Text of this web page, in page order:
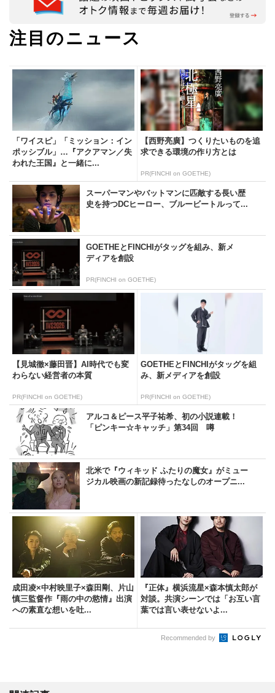
注目のニュース
「ワイスピ」「ミッション：イン
ポッシブル」…『アクアマン／失
われた王国』と一緒に...
【西野亮廣】つくりたいものを追
求できる環境の作り方とは
PR(FINCHI on GOETHE)
スーパーマンやバットマンに匹敵する長い歴
史を持つDCヒーロー、ブルービートルって...
GOETHEとFINCHIがタッグを組み、新メ
ディアを創設
PR(FINCHI on GOETHE)
【見城徹×藤田晋】AI時代でも変
わらない経営者の本質
PR(FINCHI on GOETHE)
GOETHEとFINCHIがタッグを組
み、新メディアを創設
PR(FINCHI on GOETHE)
アルコ＆ピース平子祐希、初の小説連載！
「ピンキー☆キャッチ」第34回 噂
北米で『ウィキッド ふたりの魔女』がミュー
ジカル映画の新記録待ったなしのオープニ...
成田凌×中村映里子×森田剛、片山
慎三監督作『雨の中の慾情』出演
への素直な想いを吐...
『正体』横浜流星×森本慎太郎が
対談。共演シーンでは「お互い言
葉では言い表せないよ...
Recommended by